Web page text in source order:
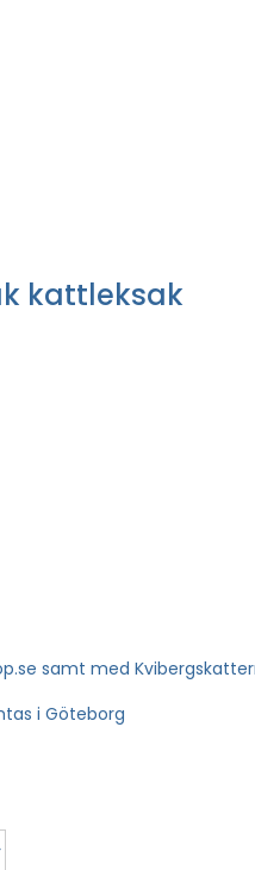
kattleksak
samt med
i Göteborg